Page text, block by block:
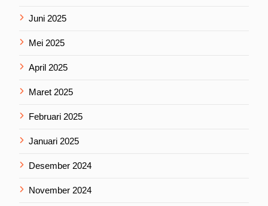
Juni 2025
Mei 2025
April 2025
Maret 2025
Februari 2025
Januari 2025
Desember 2024
November 2024